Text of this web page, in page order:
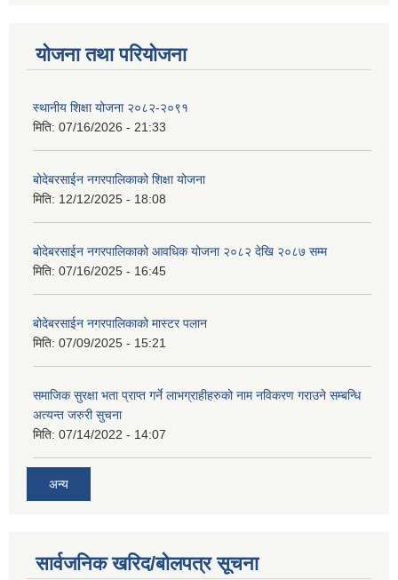
योजना तथा परियोजना
स्थानीय शिक्षा योजना २०८२-२०९१
मिति: 07/16/2026 - 21:33
बोदेबरसाईन नगरपालिकाको शिक्षा योजना
मिति: 12/12/2025 - 18:08
बोदेबरसाईन नगरपालिकाको आवधिक योजना २०८२ देखि २०८७ सम्म
मिति: 07/16/2025 - 16:45
बोदेबरसाईन नगरपालिकाको मास्टर पलान
मिति: 07/09/2025 - 15:21
समाजिक सुरक्षा भता प्राप्त गर्ने लाभग्राहीहरुको नाम नविकरण गराउने सम्बन्धि
अत्यन्त जरुरी सुचना
मिति: 07/14/2022 - 14:07
अन्य
सार्वजनिक खरिद/बोलपत्र सूचना